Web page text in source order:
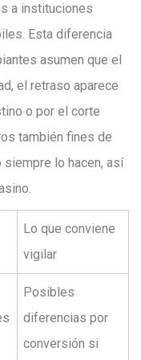
a instituciones
Esta diferencia
asumen que el
el retraso aparece
o por el corte
también fines de
lo hacen, así
Lo que conviene
vigilar
Posibles
diferencias por
conversión si